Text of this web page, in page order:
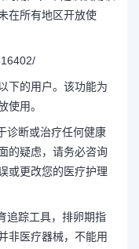
在所有地区开放使
下的用户。该功能为
使用。
诊断或治疗任何健康
的疑虑，请务必咨询
或更改您的医疗护理
追踪工具，排卵期指
非医疗器械，不能用